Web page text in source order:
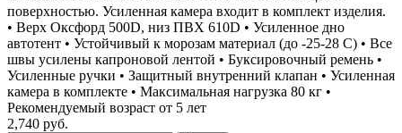
поверхностью. Усиленная камера входит в комплект изделия.
• Верх Оксфорд 500D, низ ПВХ 610D • Усиленное дно
автотент • Устойчивый к морозам материал (до -25-28 С) • Все
швы усилены капроновой лентой • Буксировочный ремень •
Усиленные ручки • Защитный внутренний клапан • Усиленная
камера в комплекте • Максимальная нагрузка 80 кг •
Рекомендуемый возраст от 5 лет
2,740 руб.